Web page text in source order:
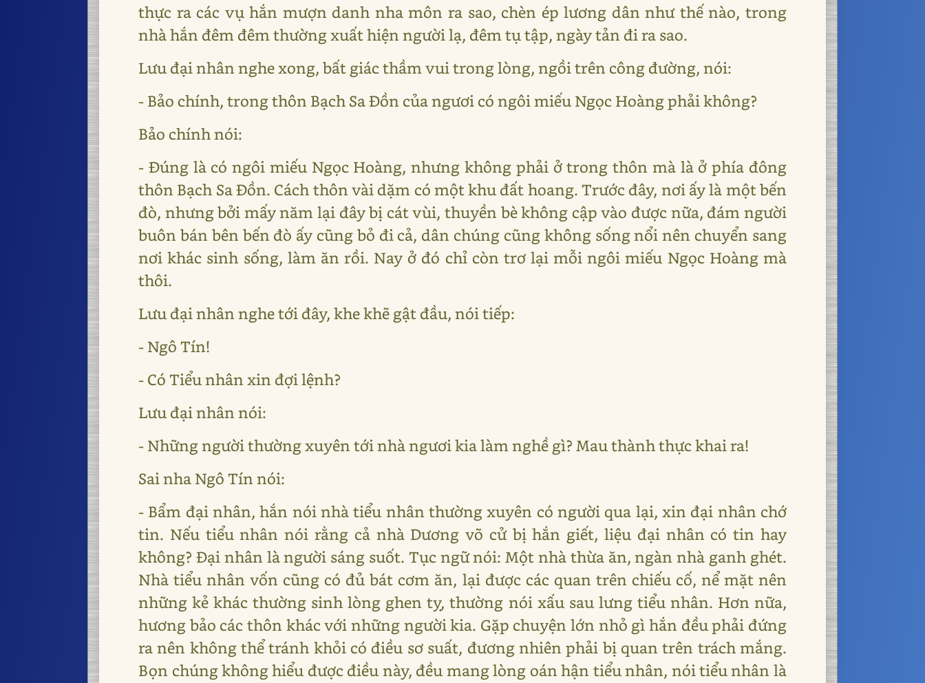
thực ra các vụ hắn mượn danh nha môn ra sao, chèn ép lương dân như thế nào, trong
nhà hắn đêm đêm thường xuất hiện người lạ, đêm tụ tập, ngày tản đi ra sao.
Lưu đại nhân nghe xong, bất giác thầm vui trong lòng, ngồi trên công đường, nói:
- Bảo chính, trong thôn Bạch Sa Đồn của ngươi có ngôi miếu Ngọc Hoàng phải không?
Bảo chính nói:
- Đúng là có ngôi miếu Ngọc Hoàng, nhưng không phải ở trong thôn mà là ở phía đông
thôn Bạch Sa Đồn. Cách thôn vài dặm có một khu đất hoang. Trước đây, nơi ấy là một bến
đò, nhưng bởi mấy năm lại đây bị cát vùi, thuyền bè không cập vào được nữa, đám người
buôn bán bên bến đò ấy cũng bỏ đi cả, dân chúng cũng không sống nổi nên chuyển sang
nơi khác sinh sống, làm ăn rồi. Nay ở đó chỉ còn trơ lại mỗi ngôi miếu Ngọc Hoàng mà
thôi.
Lưu đại nhân nghe tới đây, khe khẽ gật đầu, nói tiếp:
- Ngô Tín!
- Có Tiểu nhân xin đợi lệnh?
Lưu đại nhân nói:
- Những người thường xuyên tới nhà ngươi kia làm nghề gì? Mau thành thực khai ra!
Sai nha Ngô Tín nói:
- Bẩm đại nhân, hắn nói nhà tiểu nhân thường xuyên có người qua lại, xin đại nhân chớ
tin. Nếu tiểu nhân nói rằng cả nhà Dương võ cử bị hắn giết, liệu đại nhân có tin hay
không? Đại nhân là người sáng suốt. Tục ngữ nói: Một nhà thừa ăn, ngàn nhà ganh ghét.
Nhà tiểu nhân vốn cũng có đủ bát cơm ăn, lại được các quan trên chiếu cố, nể mặt nên
những kẻ khác thường sinh lòng ghen tỵ, thường nói xấu sau lưng tiểu nhân. Hơn nữa,
hương bảo các thôn khác với những người kia. Gặp chuyện lớn nhỏ gì hắn đều phải đứng
ra nên không thể tránh khỏi có điều sơ suất, đương nhiên phải bị quan trên trách mắng.
Bọn chúng không hiểu được điều này, đều mang lòng oán hận tiểu nhân, nói tiểu nhân là